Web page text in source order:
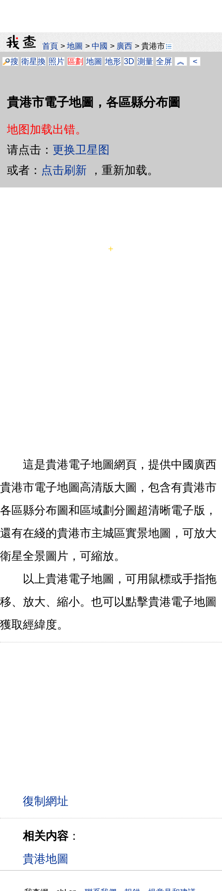
首頁 >地圖 >中國 > 廣西 >貴港市
搜 衛星換 照片 區劃 地圖 地形 3D 測量 全屏 ︽ <
貴港市電子地圖，各區縣分布圖
地图加载出错。
请点击： 更换卫星图
或者： 点击刷新 ，重新加载。
這是貴港電子地圖網頁，提供中國廣西
貴港市電子地圖高清版大圖，包含有貴港市
各區縣分布圖和區域劃分圖超清晰電子版，
還有在綫的貴港市主城區實景地圖，可放大
衛星全景圖片，可縮放。
以上貴港電子地圖，可用鼠標或手指拖
移、放大、縮小。也可以點擊貴港電子地圖
獲取經緯度。
相关内容：
貴港地圖